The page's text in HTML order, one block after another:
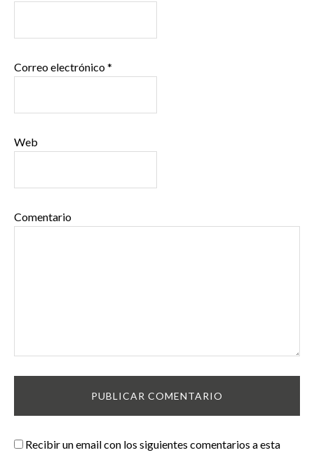
Correo electrónico*
Web
Comentario
Recibir un email con los siguientes comentarios a esta